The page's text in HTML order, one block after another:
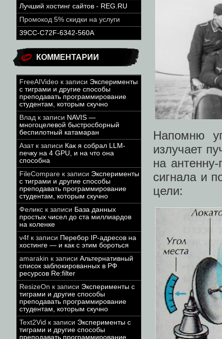
Лучший хостинг сайтов - REG.RU
Промокод 5% скидки на услуги
39CC-C72F-6342-560A
КОММЕНТАРИИ
FreeAIVideo к записи Эксперименты
с тиграми и другие способы
преподавать программирование
студентам, которым скучно
Влад к записи NAVIS —
многоцелевой быстросборный
беспилотный катамаран
Азатк записи Как я собрал LLM-
печку на 4 GPU, и на что она
способна
FileCompare к записи Эксперименты
с тиграми и другие способы
преподавать программирование
студентам, которым скучно
Феликс к записи База данных
простых чисел до ста миллиардов
на коленке
v4f к записи Перебор IP-адресов на
хостинге — и как с этим бороться
amarakin к записи Альтернативный
список заблокированных в РФ
ресурсов Re:filter
ResizeOn к записи Эксперименты с
тиграми и другие способы
преподавать программирование
студентам, которым скучно
Text2Vid к записи Эксперименты с
тиграми и другие способы
преподавать программирование
Напомню
излучает
на
сигнала и
цели: